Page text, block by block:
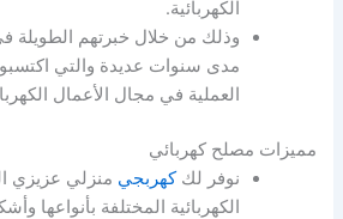
الكهربائية.
وذلك من خلال خبرتهم الطويلة
مدى سنوات عديدة والتي
العملية في مجال الأعمال
مميزات مصلح كهربائي
نوفر لككهربجي منزلي عزيزي
الكهربائية المختلفة بأنواعها